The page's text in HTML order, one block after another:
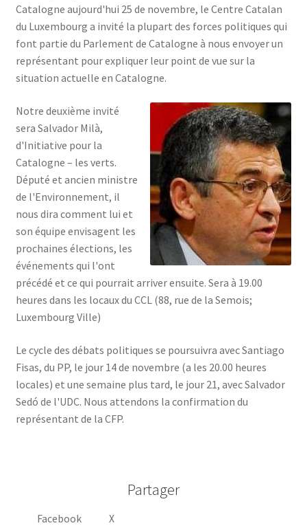
Catalogne aujourd'hui 25 de novembre, le Centre Catalan
du Luxembourg a invité la plupart des forces politiques qui
font partie du Parlement de Catalogne à nous envoyer un
représentant pour expliquer leur point de vue sur la
situation actuelle en Catalogne.
Notre deuxième invité
sera Salvador Milà,
d'Initiative pour la
Catalogne – les verts.
Député et ancien ministre
de l'Environnement, il
nous dira comment lui et
son équipe envisagent les
prochaines élections, les
événements qui l'ont
précédé et ce qui pourrait arriver ensuite. Sera à 19.00
heures dans les locaux du CCL (88, rue de la Semois;
Luxembourg Ville)
Le cycle des débats politiques se poursuivra avec Santiago
Fisas, du PP, le jour 14 de novembre (a les 20.00 heures
locales) et une semaine plus tard, le jour 21, avec Salvador
Sedó de l'UDC. Nous attendons la confirmation du
représentant de la CFP.
Partager
Facebook X